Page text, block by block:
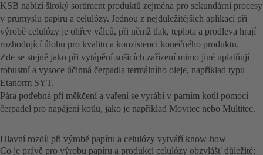
KSB nabízí široký sortiment produktů zejména pro sekundární procesy
v průmyslu papíru a celulózy. Jednou z nejdůležitějších aplikací při
výrobě celulózy je ohřev válců, při němž tlak, teplota a prodleva hrají
rozhodující úlohu pro kvalitu a konzistenci konečného produktu.
Zde se stejně jako při vytápění sušicích zařízení mimo jiné uplatňují
robustní a vysoce účinná čerpadla termálního oleje, například typu
Etanorm SYT.
Pára potřebná při měkčení a vaření se vyrábí v parním kotli pomocí
čerpadel pro napájení kotlů, jako je například Movitec nebo Multitec.
Hlavní rozdíl při výrobě papíru a celulózy vytváří know-how
Co je právě pro výrobu papíru a produkci celulózy obzvlášť důležité: